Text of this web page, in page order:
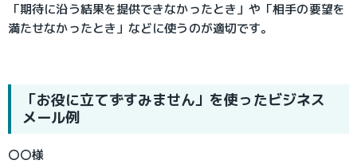
「期待に沿う結果を提供できなかったとき」や「相手の要望を
満たせなかったとき」などに使うのが適切です。
「お役に立てずすみません」を使ったビジネス
メール例
〇〇様